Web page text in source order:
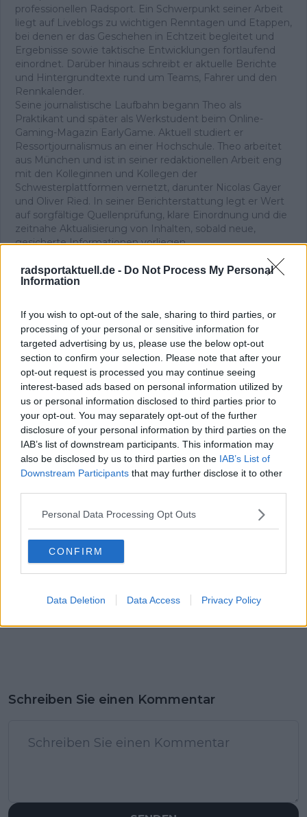
radsportaktuell.de - Do Not Process My Personal
Information
If you wish to opt-out of the sale, sharing to third parties, or
processing of your personal or sensitive information for
targeted advertising by us, please use the below opt-out
section to confirm your selection. Please note that after your
opt-out request is processed you may continue seeing
interest-based ads based on personal information utilized by
us or personal information disclosed to third parties prior to
your opt-out. You may separately opt-out of the further
disclosure of your personal information by third parties on the
IAB’s list of downstream participants. This information may
also be disclosed by us to third parties on the IAB’s List of
Downstream Participants that may further disclose it to other
Personal Data Processing Opt Outs
CONFIRM
Data Deletion Data Access Privacy Policy
professionellen Radsport. Ein Schwerpunkt seiner Arbeit
liegt auf Liveblogs zu wichtigen Renntagen und Etappen,
bei denen er das Geschehen in Echtzeit begleitet und
Ergebnisse sowie taktische Entwicklungen fortlaufend
einordnet. Darüber hinaus schreibt er aktuelle Berichte
und Hintergrundtexte rund um Teams, Fahrer und den
Rennkalender.
Seine journalistische Laufbahn begann Theo als
Praktikant und später als Werkstudent beim Online-
Gaming-Magazin EarlyGame. Aktuell studiert er
Ressortjournalismus an einer Hochschule. Theo arbeitet
aus München und ist in seiner redaktionellen Arbeit eng
mit den Kolleginnen und Kollegen der
Schwesterplattformen vernetzt, darunter Nicolas Gayer
und Oliver Ried. In seiner Berichterstattung legt er Wert
auf sorgfältige Quellenprüfung, klare Einordnung und die
zeitnahe Aktualisierung von Inhalten, sobald neue,
gesicherte Informationen vorliegen.
Beiträge des Autors ansehen
Klatscht 0
Besucher 0
Vorheriger Artikel
„Ich musste nur im
Windschatten sitzen,
essen, trinken und
sicher ankommen“:
Afonso Eulálio
übersteht eine weitere
Hochgeschwindigkeits-
Etappe in Rosa
Nächster Artikel
„Ich bereue meine
Reifenwahl heute“ –
Jonas Vingegaard
übersteht tückische
Giro-Etappe trotz
Material-Sorgen
Schreiben Sie einen Kommentar